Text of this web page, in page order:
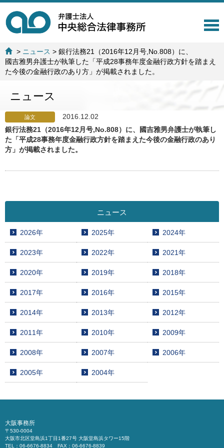
T
l
a
t
> ニュース >銀行法務21（2016年12月号,No.808）に、
國吉雅男弁護士が執筆した「平成28事務年度金融行政方針を踏まえ
た今後の金融行政のあり方」が掲載されました。
ニュース
論文
2016.12.02
銀行法務21（2016年12月号,No.808）に、國吉雅男弁護士が執筆し
た「平成28事務年度金融行政方針を踏まえた今後の金融行政のあり
方」が掲載されました。
ニュース
2026年 2025年 2024年
2023年 2022年 2021年
2020年 2019年 2018年
2017年 2016年 2015年
2014年 2013年 2012年
2011年 2010年 2009年
2008年 2007年 2006年
2005年 2004年
大阪事務所
〒530-0004
大阪市北区堂島浜1丁目1番27号 大阪堂島浜タワー15階
TEL：06-6676-8834 FAX：06-6676-8839